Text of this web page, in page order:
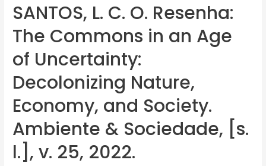
SANTOS, L. C. O. Resenha:
The Commons in an Age
of Uncertainty:
Decolonizing Nature,
Economy, and Society.
Ambiente & Sociedade, [s.
l.], v. 25, 2022.